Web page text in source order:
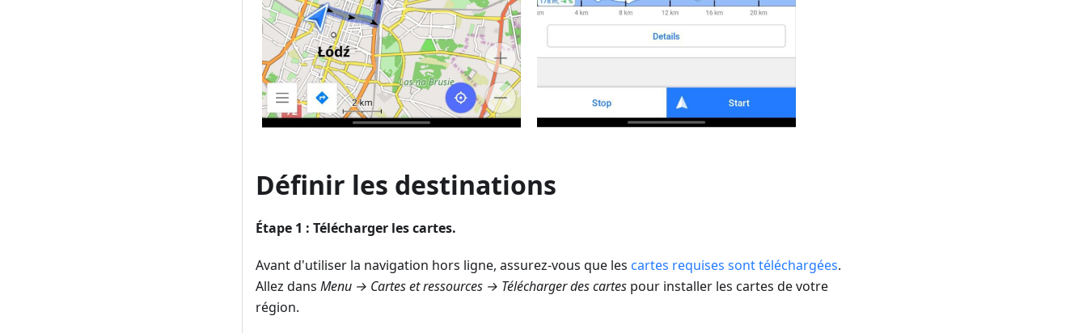
Définir les destinations
Étape 1 : Télécharger les cartes.
Avant d'utiliser la navigation hors ligne, assurez-vous que les cartes requises sont téléchargées.
Allez dans Menu → Cartes et ressources → Télécharger des cartes pour installer les cartes de votre
région.